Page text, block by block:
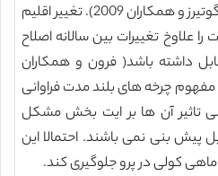
است( والدز و همکاران 2008، گوتیرز و همکاران 2009). تغییر اقلیم
علاوخ تغییرات بین سالانه اصلاح
داشته باشد( فرون و همکاران
مفهوم چرخه های بلند مدت فراوانی
تاثیر آن ها بر ایت بخش مشکل
پیش بنی نمی باشند. احتمالا این
ماهی کولی در پرو جلوگیری کند.